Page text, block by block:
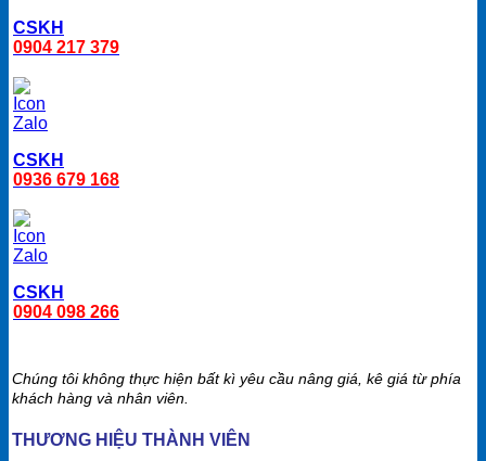
CSKH
0904 217 379
CSKH
0936 679 168
CSKH
0904 098 266
Chúng tôi không thực hiện bất kì yêu cầu nâng giá, kê giá từ phía
khách hàng và nhân viên.
THƯƠNG HIỆU THÀNH VIÊN